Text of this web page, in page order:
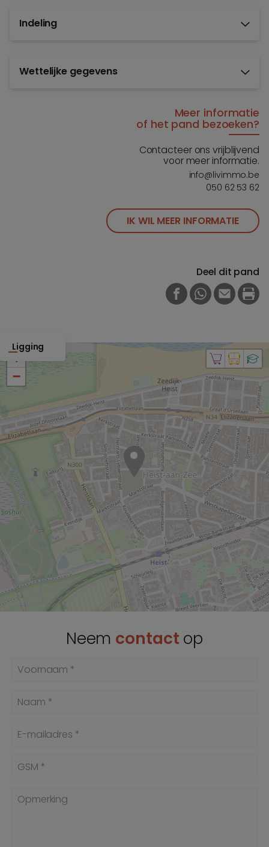
Indeling
Wettelijke gegevens
Meer informatie
of het pand bezoeken?
Contacteer ons vrijblijvend
voor meer informatie.
info@livimmo.be
050 62 53 62
IK WIL MEER INFORMATIE
Deel dit pand
FACEBOOK
WHATSAPP
E-MAIL
Ligging
+
−
Neem contact op
Voornaam *
Naam *
E-mailadres *
GSM *
Opmerking